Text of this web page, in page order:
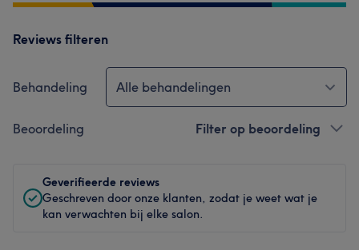
Reviews filteren
Behandeling Alle behandelingen
Beoordeling Filter op beoordeling
Geverifieerde reviews
Geschreven door onze klanten, zodat je weet wat je
kan verwachten bij elke salon.